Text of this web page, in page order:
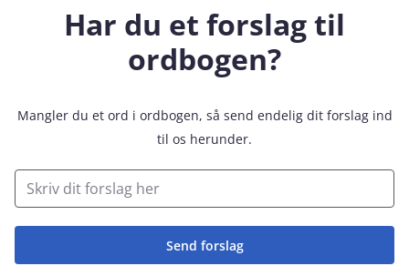
Har du et forslag til
ordbogen?
Mangler du et ord i ordbogen, så send endelig dit forslag ind
til os herunder.